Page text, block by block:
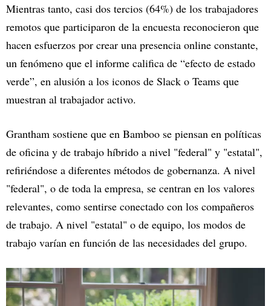
Mientras tanto, casi dos tercios (64%) de los trabajadores
remotos que participaron de la encuesta reconocieron que
hacen esfuerzos por crear una presencia online constante,
un fenómeno que el informe califica de “efecto de estado
verde”, en alusión a los iconos de Slack o Teams que
muestran al trabajador activo.
Grantham sostiene que en Bamboo se piensan en políticas
de oficina y de trabajo híbrido a nivel "federal" y "estatal",
refiriéndose a diferentes métodos de gobernanza. A nivel
"federal", o de toda la empresa, se centran en los valores
relevantes, como sentirse conectado con los compañeros
de trabajo. A nivel "estatal" o de equipo, los modos de
trabajo varían en función de las necesidades del grupo.